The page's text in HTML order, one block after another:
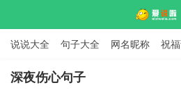
说说大全 句子大全 网名昵称 祝
标语口号 签名大全
深夜伤心句子